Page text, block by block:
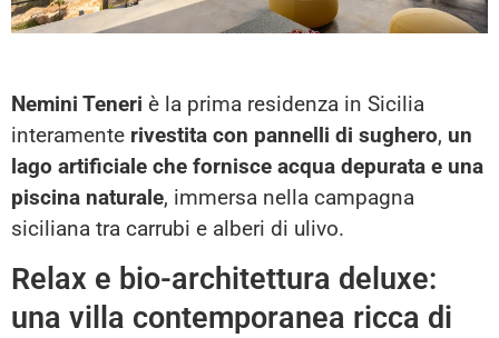
Nemini Teneri è la prima residenza in Sicilia
interamente rivestita con pannelli di sughero, un
lago artificiale che fornisce acqua depurata e una
piscina naturale, immersa nella campagna
siciliana tra carrubi e alberi di ulivo.
Relax e bio-architettura deluxe:
una villa contemporanea ricca di